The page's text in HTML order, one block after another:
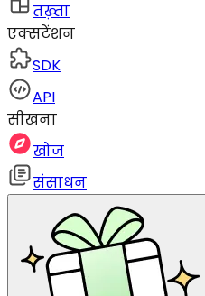
तख़्ता
एक्सटेंशन
SDK
API
सीखना
खोज
संसाधन